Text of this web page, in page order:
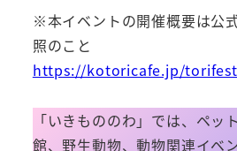
※本イベントの開催概要は公
照のこと
https://kotoricafe.jp/
「いきもののわ」では、ペッ
館、野生動物、動物関連イベ